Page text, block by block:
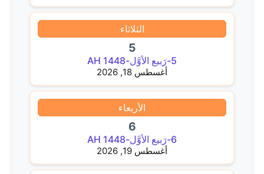
الثلاثاء
5
5-رَبيع الأوَّل-1448 AH
أغسطس 18, 2026
الأربعاء
6
6-رَبيع الأوَّل-1448 AH
أغسطس 19, 2026